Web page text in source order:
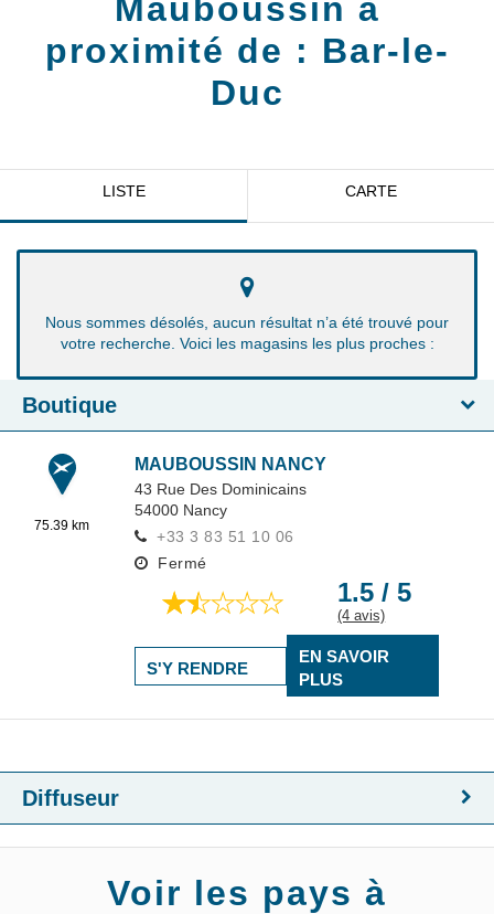
Mauboussin à
proximité de : Bar-le-
Duc
LISTE CARTE
Nous sommes désolés, aucun résultat n’a été trouvé pour
votre recherche. Voici les magasins les plus proches :
Boutique
75.39 km
MAUBOUSSIN NANCY
43 Rue Des Dominicains
54000 Nancy
+33 3 83 51 10 06
Fermé
1.5 / 5
(4 avis)
EN SAVOIR
PLUS
S'Y RENDRE
Diffuseur
Voir les pays à